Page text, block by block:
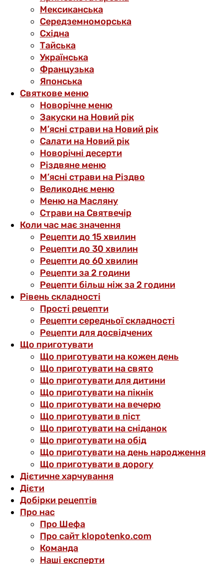
Мексиканська
Середземноморська
Східна
Тайська
Українська
Французька
Японська
Святкове меню
Новорічне меню
Закуски на Новий рік
М’ясні страви на Новий рік
Салати на Новий рік
Новорічні десерти
Різдвяне меню
М’ясні страви на Різдво
Великоднє меню
Меню на Масляну
Страви на Святвечір
Коли час має значення
Рецепти до 15 хвилин
Рецепти до 30 хвилин
Рецепти до 60 хвилин
Рецепти за 2 години
Рецепти більш ніж за 2 години
Рівень складності
Прості рецепти
Рецепти середньої складності
Рецепти для досвідчених
Що приготувати
Що приготувати на кожен день
Що приготувати на свято
Що приготувати для дитини
Що приготувати на пікнік
Що приготувати на вечерю
Що приготувати в піст
Що приготувати на сніданок
Що приготувати на обід
Що приготувати на день народження
Що приготувати в дорогу
Дієтичне харчування
Дієти
Добірки рецептів
Про нас
Про Шефа
Про сайт klopotenko.com
Команда
Наші експерти